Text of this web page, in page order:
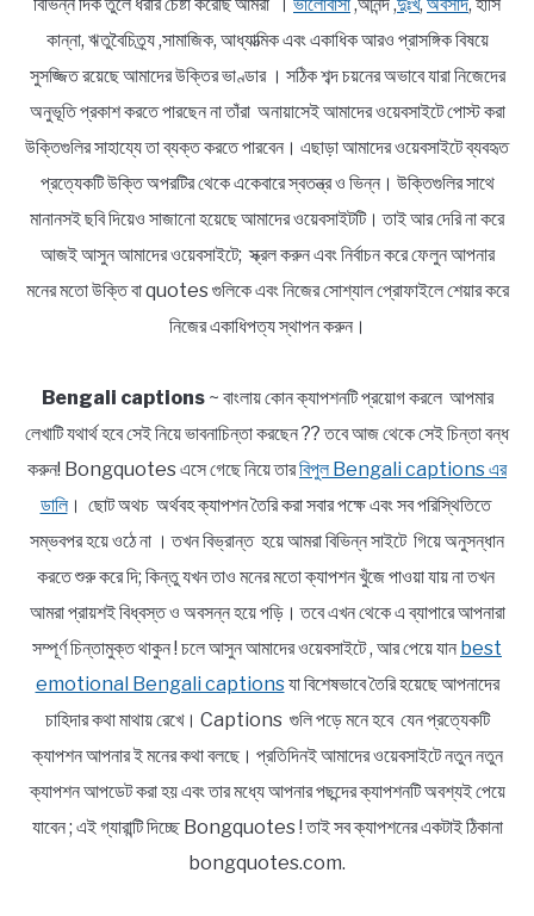
কান্না, ঋতুবৈচিত্র্য ,সামাজিক, আধ্যাত্মিক এবং একাধিক আরও প্রাসঙ্গিক বিষয়ে
সুসজ্জিত রয়েছে আমাদের উক্তির ভাণ্ডার । সঠিক শব্দ চয়নের অভাবে যারা নিজেদের
অনুভূতি প্রকাশ করতে পারছেন না তাঁরা অনায়াসেই আমাদের ওয়েবসাইটে পোস্ট করা
উক্তিগুলির সাহায্যে তা ব্যক্ত করতে পারবেন। এছাড়া আমাদের ওয়েবসাইটে ব্যবহৃত
প্রত্যেকটি উক্তি অপরটির থেকে একেবারে স্বতন্ত্র ও ভিন্ন। উক্তিগুলির সাথে
মানানসই ছবি দিয়েও সাজানো হয়েছে আমাদের ওয়েবসাইটটি। তাই আর দেরি না করে
আজই আসুন আমাদের ওয়েবসাইটে; স্ক্রল করুন এবং নির্বাচন করে ফেলুন আপনার
মনের মতো উক্তি বা quotes গুলিকে এবং নিজের সোশ্যাল প্রোফাইলে শেয়ার করে
নিজের একাধিপত্য স্থাপন করুন।
Bengali captions~ বাংলায় কোন ক্যাপশনটি প্রয়োগ করলে আপমার
লেখাটি যথার্থ হবে সেই নিয়ে ভাবনাচিন্তা করছেন ?? তবে আজ থেকে সেই চিন্তা বন্ধ
করুন! Bongquotes এসে গেছে নিয়ে তারবিপুল Bengali captions এর
ডালি। ছোট অথচ অর্থবহ ক্যাপশন তৈরি করা সবার পক্ষে এবং সব পরিস্থিতিতে
সম্ভবপর হয়ে ওঠে না । তখন বিভ্রান্ত হয়ে আমরা বিভিন্ন সাইটে গিয়ে অনুসন্ধান
করতে শুরু করে দি; কিন্তু যখন তাও মনের মতো ক্যাপশন খুঁজে পাওয়া যায় না তখন
আমরা প্রায়শই বিধ্বস্ত ও অবসন্ন হয়ে পড়ি। তবে এখন থেকে এ ব্যাপারে আপনারা
সম্পূর্ণ চিন্তামুক্ত থাকুন ! চলে আসুন আমাদের ওয়েবসাইটে , আর পেয়ে যান best
emotional Bengali captionsযা বিশেষভাবে তৈরি হয়েছে আপনাদের
চাহিদার কথা মাথায় রেখে। Captions গুলি পড়ে মনে হবে যেন প্রত্যেকটি
ক্যাপশন আপনার ই মনের কথা বলছে। প্রতিদিনই আমাদের ওয়েবসাইটে নতুন নতুন
ক্যাপশন আপডেট করা হয় এবং তার মধ্যে আপনার পছন্দের ক্যাপশনটি অবশ্যই পেয়ে
যাবেন ; এই গ্যারান্টি দিচ্ছে Bongquotes ! তাই সব ক্যাপশনের একটাই ঠিকানা
bongquotes.com.